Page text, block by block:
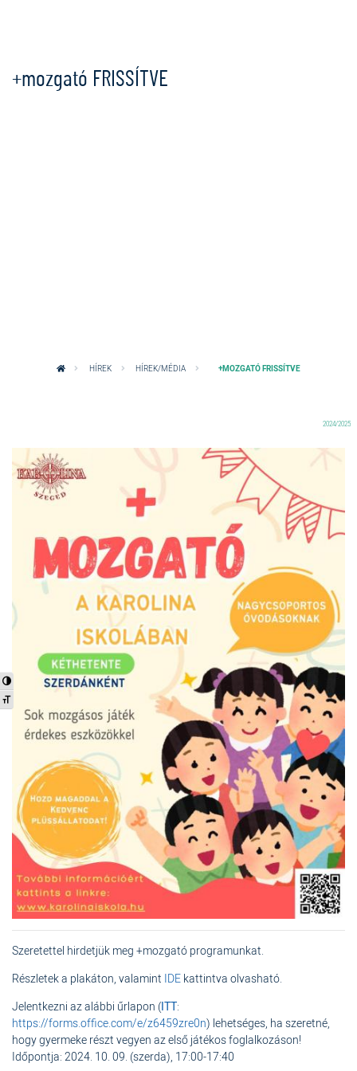
Nagy kontraszt váltása
Betűméret váltása
+mozgató FRISSÍTVE
HÍREK HÍREK/MÉDIA +MOZGATÓ FRISSÍTVE
2024/2025
Szeretettel hirdetjük meg +mozgató programunkat.
Részletek a plakáton, valamint IDE kattintva olvasható.
Jelentkezni az alábbi űrlapon (ITT:
https://forms.office.com/e/z6459zre0n) lehetséges, ha szeretné,
hogy gyermeke részt vegyen az első játékos foglalkozáson!
Időpontja: 2024. 10. 09. (szerda), 17:00-17:40